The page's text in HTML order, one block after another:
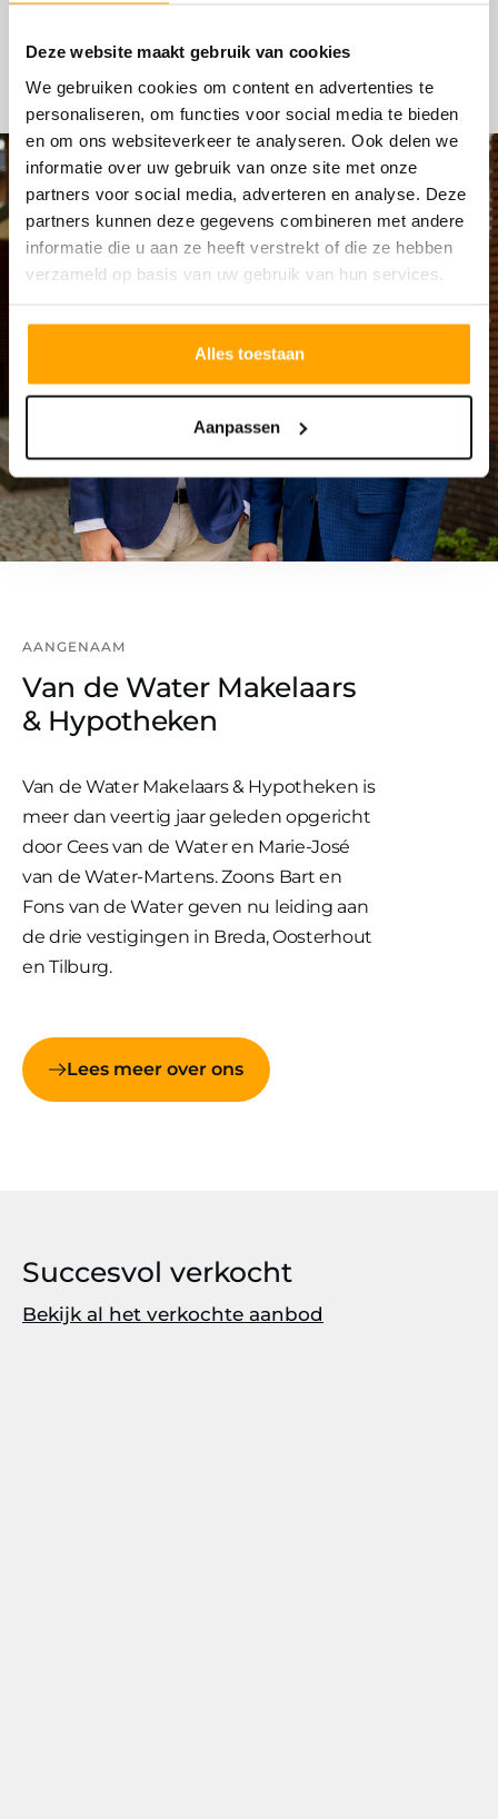
Deze website maakt gebruik van cookies
We gebruiken cookies om content en advertenties te
personaliseren, om functies voor social media te bieden
en om ons websiteverkeer te analyseren. Ook delen we
informatie over uw gebruik van onze site met onze
partners voor social media, adverteren en analyse. Deze
partners kunnen deze gegevens combineren met andere
informatie die u aan ze heeft verstrekt of die ze hebben
verzameld op basis van uw gebruik van hun services.
Alles toestaan
Aanpassen
AANGENAAM
Van de Water Makelaars
& Hypotheken
Van de Water Makelaars & Hypotheken is
meer dan veertig jaar geleden opgericht
door Cees van de Water en Marie-José
van de Water-Martens. Zoons Bart en
Fons van de Water geven nu leiding aan
de drie vestigingen in Breda, Oosterhout
en Tilburg.
Lees meer over ons
Succesvol verkocht
Bekijk al het verkochte aanbod